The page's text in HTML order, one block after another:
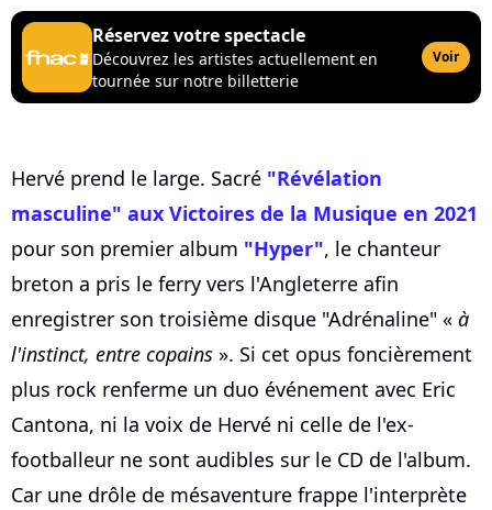
Réservez votre spectacle
Découvrez les artistes actuellement en
tournée sur notre billetterie
Voir
Hervé prend le large. Sacré "Révélation
masculine" aux Victoires de la Musique en 2021
pour son premier album "Hyper", le chanteur
breton a pris le ferry vers l'Angleterre afin
enregistrer son troisième disque "Adrénaline" « à
l'instinct, entre copains ». Si cet opus foncièrement
plus rock renferme un duo événement avec Eric
Cantona, ni la voix de Hervé ni celle de l'ex-
footballeur ne sont audibles sur le CD de l'album.
Car une drôle de mésaventure frappe l'interprète